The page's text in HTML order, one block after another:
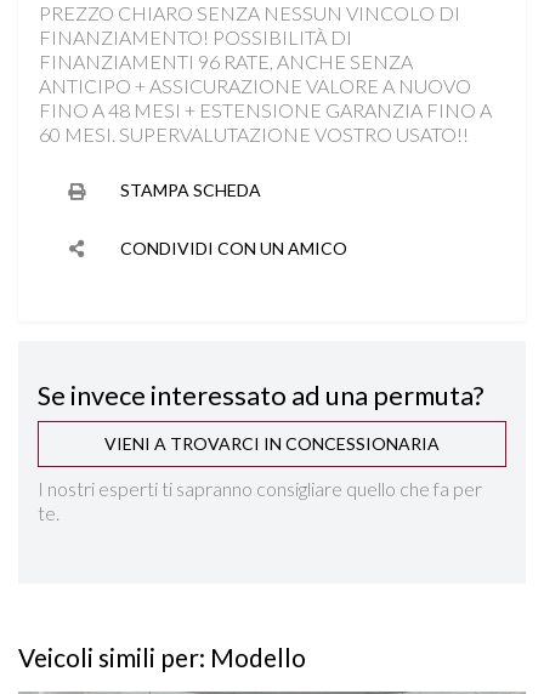
CONTROLLO TRAZIONE
CRUISE CONTROL
DISATTIVAZIONE AIRBAG LATO PASSEGGERO
KEYLESS GO
LANE ASSIST
PARKTRONIC ANTERIORE E POSTERIORE
PREZZO CHIARO SENZA NESSUN VINCOLO DI
FINANZIAMENTO! POSSIBILITÀ DI
FINANZIAMENTI 96 RATE, ANCHE SENZA
ANTICIPO + ASSICURAZIONE VALORE A NUOVO
FINO A 48 MESI + ESTENSIONE GARANZIA FINO A
60 MESI. SUPERVALUTAZIONE VOSTRO USATO!!
STAMPA SCHEDA
CONDIVIDI CON UN AMICO
Se invece interessato ad una permuta?
VIENI A TROVARCI IN CONCESSIONARIA
I nostri esperti ti sapranno consigliare quello che fa per
te.
Veicoli simili per: Modello